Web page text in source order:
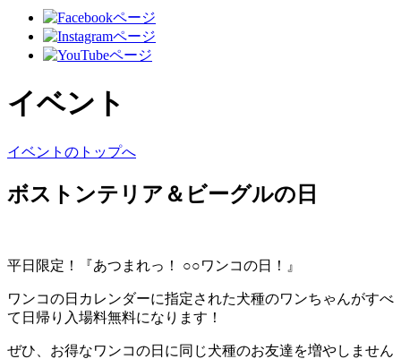
イベント
イベントのトップへ
ボストンテリア＆ビーグルの日
平日限定！『あつまれっ！ ○○ワンコの日！』
ワンコの日カレンダーに指定された犬種のワンちゃんがすべ
て日帰り入場料無料になります！
ぜひ、お得なワンコの日に同じ犬種のお友達を増やしません